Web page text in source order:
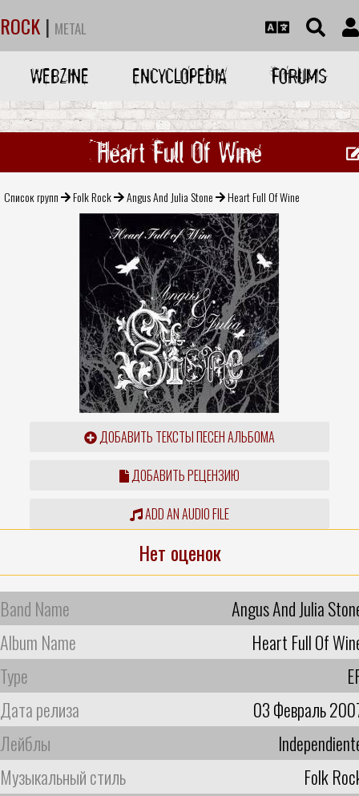
ROCK | METAL
WEBZINE ENCYCLOPEDIA FORUMS
Heart Full Of Wine
Список групп Folk Rock Angus And Julia Stone Heart Full Of Wine
ДОБАВИТЬ ТЕКСТЫ ПЕСЕН АЛЬБОМА
ДОБАВИТЬ РЕЦЕНЗИЮ
ADD AN AUDIO FILE
Нет оценок
Band Name
Angus And Julia
Album Name
Heart Full Of
Type
Дата релиза
03 Февраль
Лейблы
Музыкальный стиль
Folk